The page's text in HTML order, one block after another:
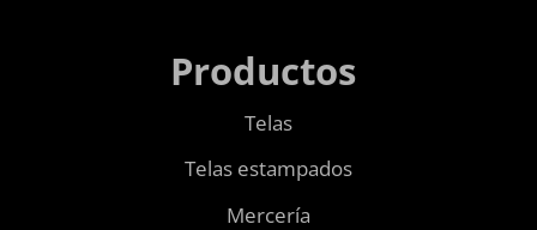
Productos
Telas
Telas estampados
Mercería